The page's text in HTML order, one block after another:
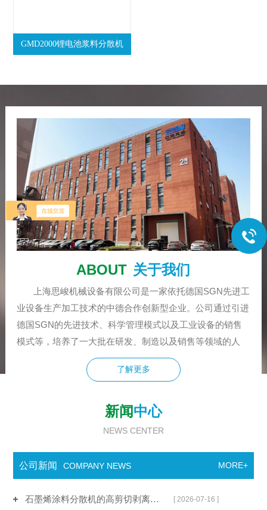
GMD2000锂电池浆料分散机
ABOUT 关于我们
上海思峻机械设备有限公司是一家依托德国SGN先进工
业设备生产加工技术的中德合作创新型企业。公司通过引进
德国SGN的先进技术、科学管理模式以及工业设备的销售
模式等，培养了一大批在研发、制造以及销售等领域的人
才！在德国SGN工业设备的基础上，思峻又自主创新开发
了一批适应市场高要求的新型研磨分散设备。公司主要研
分散机、研磨分散机、乳化泵、剪切泵、粉液混合机、成套
了解更多
新闻中心
NEWS CENTER
MORE+
公司新闻 COMPANY NEWS
[ 2026-07-16 ]
石墨烯涂料分散机的高剪切剥离分散技术解析